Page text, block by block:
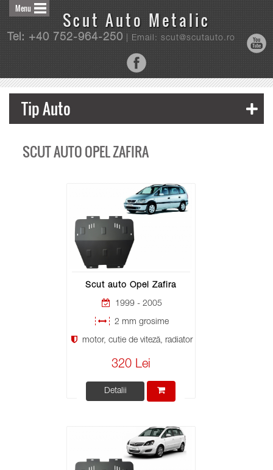
Scut Auto Metalic
Tel: +40 752-964-250| Email: scut@scutauto.ro
Menu
Tip Auto
SCUT AUTO OPEL ZAFIRA
Scut auto Opel Zafira
1999 - 2005
2 mm grosime
motor, cutie de viteză, radiator
320 Lei
Detalii